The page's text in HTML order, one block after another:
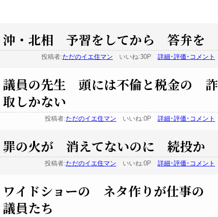
沖・北相 予習をしてから 答弁を
投稿者:ただのイエ住マン いいね:30P 詳細･評価･コメント
議員の先生 頭には不倫と税金の 詐
取しかない
投稿者:ただのイエ住マン いいね:0P 詳細･評価･コメント
罪の火が 消えてないのに 続投か
投稿者:ただのイエ住マン いいね:0P 詳細･評価･コメント
ワイドショーの ネタ作りが仕事の
議員たち